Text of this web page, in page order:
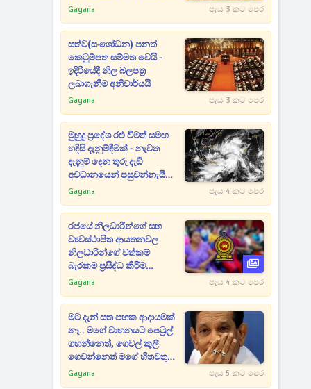
ගණන් මෙන්න
Gagana පැය 3 කට පෙර
සත්ව(සංශෝධන) පනත්
කෙටුම්පත සම්මත වෙයි -
ඉදිරියේදී නිල බලපත්‍ර
ලබාගැනීම අනිවාර්යයි
Gagana පැය 3 කට පෙර
මුහුදු ප්‍රදේශ රළු වීමත් සමඟ
හදිසි දැනුම්දීමක් - නැවත
දැනුම් දෙන තුරු දැඩි
අවධානයෙන් පසුවන්නැයි
දන්වයි
Gagana පැය 4 කට පෙර
රජයේ නිලධාරීන්ගේ සහ
ව්‍යවස්ථාපිත ආයතනවල
නිලධාරින්ගේ වත්කම්
බැරකම් ප්‍රසිද්ධ කිරීම
සම්බන්ධයෙන් සංශෝධනයක්
Gagana පැය 4 කට පෙර
මට දැන් සත පහක ආදායමක්
නෑ.. මගේ වාහනයට පෙට්‍රල්
ගහන්නෙත්, ගෙවල් කුලී
ගෙවන්නෙත් මගේ හිතවතුන්
- දේශපාලනේට ආවැයින් වූ
Gagana පැය 5 කට පෙර